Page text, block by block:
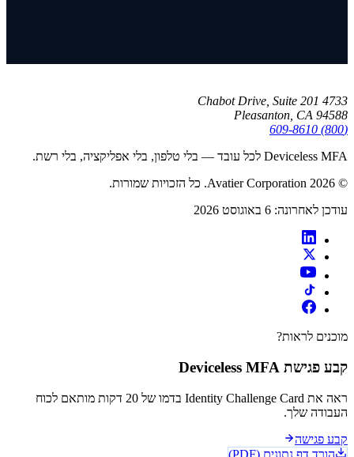
4733 Chabot Drive, Suite 201
Pleasanton, CA 94588
(800) 609-8610
Deviceless MFA לכל עובד — בלי טלפון, בלי אפליקציה, בלי רשת.
© 2026 Avatier Corporation. כל הזכויות שמורות.
עודכן לאחרונה: 6 באוגוסט 2026
מוכנים לראות?
קבע פגישת Deviceless MFA
ראה את Identity Challenge Card בדמו של 20 דקות מותאם לכוח
העבודה שלך.
קבע פגישה
הורד דף נתונים (PDF)